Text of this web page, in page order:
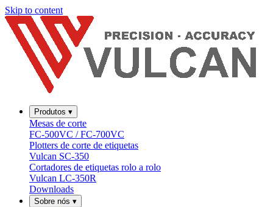
Skip to content
Produtos ▾
Mesas de corte
FC-500VC / FC-700VC
Plotters de corte de etiquetas
Vulcan SC-350
Cortadores de etiquetas rolo a rolo
Vulcan LC-350R
Downloads
Sobre nós ▾